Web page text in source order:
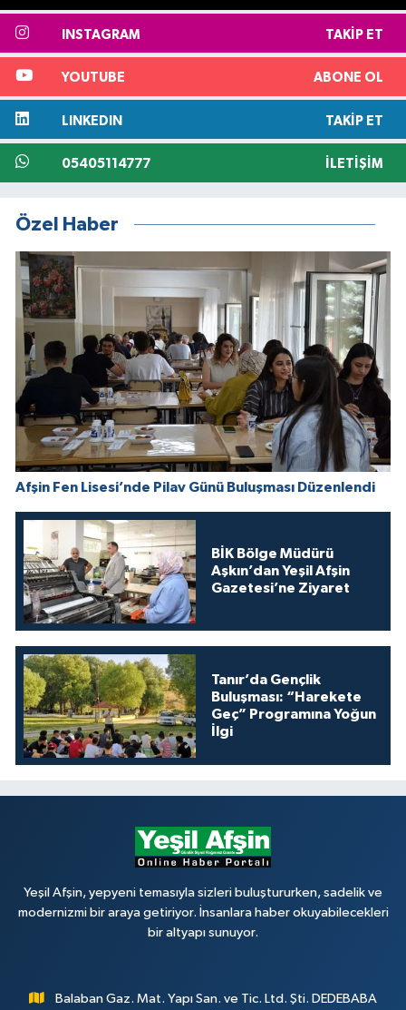
INSTAGRAM TAKIP ET
YOUTUBE ABONE OL
LINKEDIN TAKIP ET
05405114777 İLETIŞIM
Özel Haber
Afşin Fen Lisesi’nde Pilav Günü Buluşması Düzenlendi
BİK Bölge Müdürü
Aşkın’dan Yeşil Afşin
Gazetesi’ne Ziyaret
Tanır’da Gençlik
Buluşması: “Harekete
Geç” Programına Yoğun
İlgi
Yeşil Afşin, yepyeni temasıyla sizleri buluştururken, sadelik ve
modernizmi bir araya getiriyor. İnsanlara haber okuyabilecekleri
bir altyapı sunuyor.
Balaban Gaz. Mat. Yapı San. ve Tic. Ltd. Şti. DEDEBABA